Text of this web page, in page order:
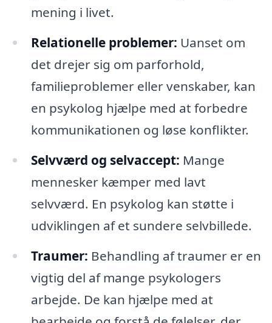
mening i livet.
Relationelle problemer: Uanset om
det drejer sig om parforhold,
familieproblemer eller venskaber, kan
en psykolog hjælpe med at forbedre
kommunikationen og løse konflikter.
Selvværd og selvaccept: Mange
mennesker kæmper med lavt
selvværd. En psykolog kan støtte i
udviklingen af et sundere selvbillede.
Traumer: Behandling af traumer er en
vigtig del af mange psykologers
arbejde. De kan hjælpe med at